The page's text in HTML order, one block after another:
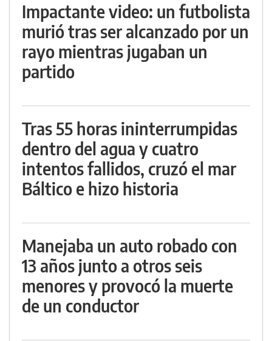
Impactante video: un futbolista
murió tras ser alcanzado por un
rayo mientras jugaban un
partido
Tras 55 horas ininterrumpidas
dentro del agua y cuatro
intentos fallidos, cruzó el mar
Báltico e hizo historia
Manejaba un auto robado con
13 años junto a otros seis
menores y provocó la muerte
de un conductor